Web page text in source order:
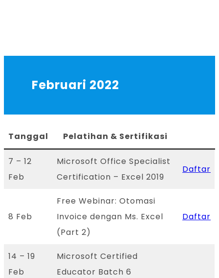
Februari 2022
Tanggal Pelatihan & Sertifikasi
7 – 12
Feb
Microsoft Office Specialist
Certification – Excel 2019
Daftar
8 Feb
Free Webinar: Otomasi
Invoice dengan Ms. Excel
(Part 2)
Daftar
14 – 19
Feb
Microsoft Certified
Educator Batch 6